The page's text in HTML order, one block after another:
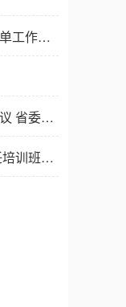
全省乡镇（街道）履职事项清单工作推进会暨培训班举行 王成出席并讲话
丽水市委召开机构编制工作会议 省委编办吴伟平主任出席并讲话
2023年全省市县党委编办主任培训班在杭举办